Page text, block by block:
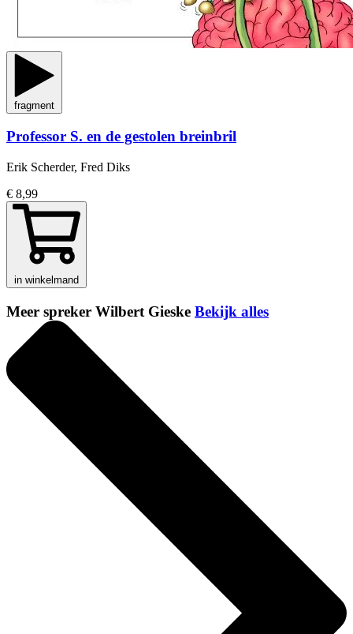
fragment
Professor S. en de gestolen breinbril
Erik Scherder, Fred Diks
€ 8,99
in winkelmand
Meer spreker Wilbert Gieske Bekijk alles